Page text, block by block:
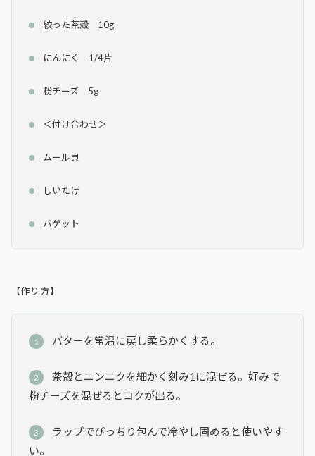
絞った茶殻 10g
にんにく 1/4片
粉チーズ 5g
＜付け合わせ＞
ムール貝
しいたけ
バゲット
【作り方】
バターを常温に戻し柔らかくする。
茶殻とニンニクを細かく刻み1に混ぜる。好みで
粉チーズを混ぜるとコクが出る。
ラップでぴっちり包んで冷やし固めると使いやす
い。